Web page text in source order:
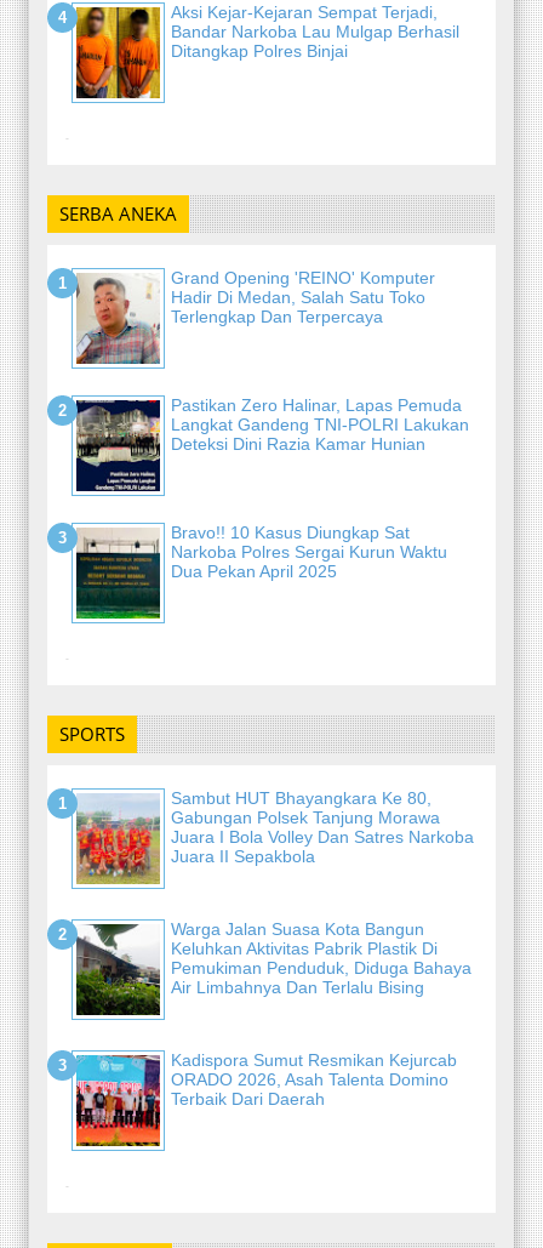
Aksi Kejar-Kejaran Sempat Terjadi,
Bandar Narkoba Lau Mulgap Berhasil
Ditangkap Polres Binjai
-
SERBA ANEKA
Grand Opening 'REINO' Komputer
Hadir Di Medan, Salah Satu Toko
Terlengkap Dan Terpercaya
Pastikan Zero Halinar, Lapas Pemuda
Langkat Gandeng TNI-POLRI Lakukan
Deteksi Dini Razia Kamar Hunian
Bravo!! 10 Kasus Diungkap Sat
Narkoba Polres Sergai Kurun Waktu
Dua Pekan April 2025
-
SPORTS
Sambut HUT Bhayangkara Ke 80,
Gabungan Polsek Tanjung Morawa
Juara I Bola Volley Dan Satres Narkoba
Juara II Sepakbola
Warga Jalan Suasa Kota Bangun
Keluhkan Aktivitas Pabrik Plastik Di
Pemukiman Penduduk, Diduga Bahaya
Air Limbahnya Dan Terlalu Bising
Kadispora Sumut Resmikan Kejurcab
ORADO 2026, Asah Talenta Domino
Terbaik Dari Daerah
-